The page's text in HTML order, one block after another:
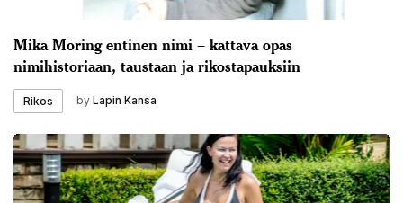
Mika Moring entinen nimi – kattava opas
nimihistoriaan, taustaan ja rikostapauksiin
Rikos by Lapin Kansa